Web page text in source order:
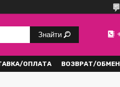
Знайти
ОПЛАТА ВОЗВРАТ/ОБМЕН